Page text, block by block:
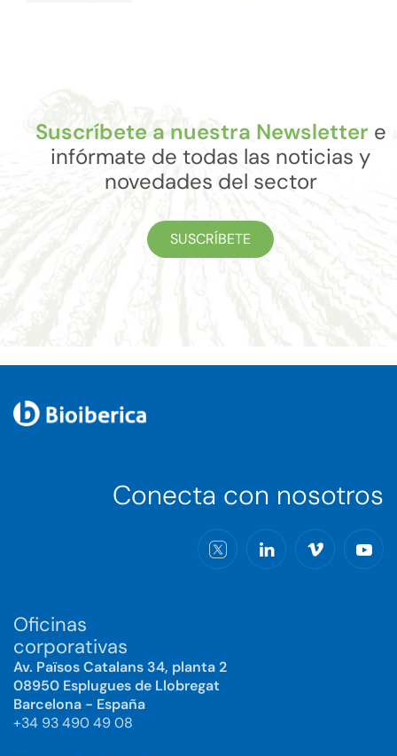
Suscríbete a nuestra Newsletter e
infórmate de todas las noticias y
novedades del sector
SUSCRÍBETE
Conecta con nosotros
Oficinas
corporativas
Av. Països Catalans 34, planta 2
08950 Esplugues de Llobregat
Barcelona - España
+34 93 490 49 08